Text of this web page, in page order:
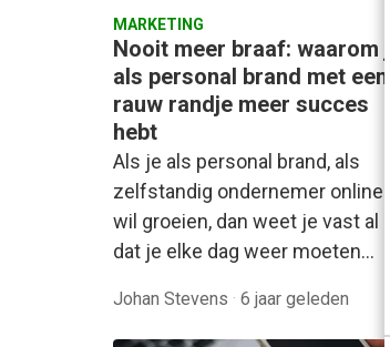
MARKETING
Nooit meer braaf: waarom je
als personal brand met een
rauw randje meer succes
hebt
Als je als personal brand, als
zelfstandig ondernemer online
wil groeien, dan weet je vast al
dat je elke dag weer moeten…
Johan Stevens · 6 jaar geleden